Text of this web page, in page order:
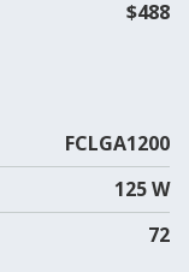
$488
FCLGA1200
125 W
72